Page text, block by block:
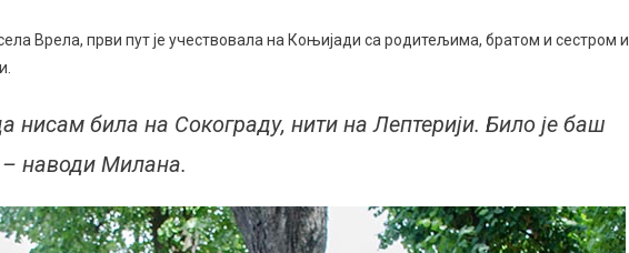
Врела, први пут је учествовала на Коњијади са родитељима, братом и сестром и
нисам била на Сокограду, нити на Лептерији. Било је баш
наводи Милана.